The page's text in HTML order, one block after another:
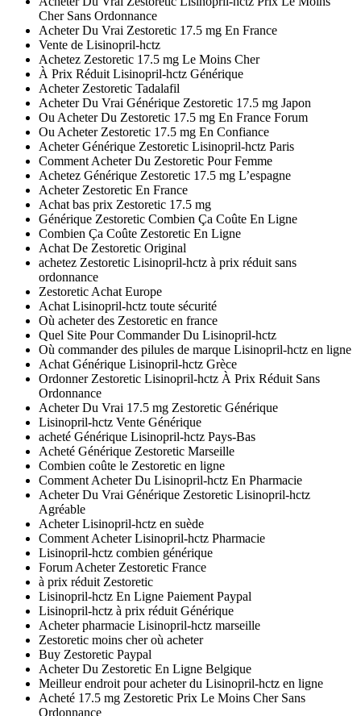
Cher Sans Ordonnance
Acheter Du Vrai Zestoretic 17.5 mg En France
Vente de Lisinopril-hctz
Achetez Zestoretic 17.5 mg Le Moins Cher
À Prix Réduit Lisinopril-hctz Générique
Acheter Zestoretic Tadalafil
Acheter Du Vrai Générique Zestoretic 17.5 mg Japon
Ou Acheter Du Zestoretic 17.5 mg En France Forum
Ou Acheter Zestoretic 17.5 mg En Confiance
Acheter Générique Zestoretic Lisinopril-hctz Paris
Comment Acheter Du Zestoretic Pour Femme
Achetez Générique Zestoretic 17.5 mg L’espagne
Acheter Zestoretic En France
Achat bas prix Zestoretic 17.5 mg
Générique Zestoretic Combien Ça Coûte En Ligne
Combien Ça Coûte Zestoretic En Ligne
Achat De Zestoretic Original
achetez Zestoretic Lisinopril-hctz à prix réduit sans
ordonnance
Zestoretic Achat Europe
Achat Lisinopril-hctz toute sécurité
Où acheter des Zestoretic en france
Quel Site Pour Commander Du Lisinopril-hctz
Où commander des pilules de marque Lisinopril-hctz en ligne
Achat Générique Lisinopril-hctz Grèce
Ordonner Zestoretic Lisinopril-hctz À Prix Réduit Sans
Ordonnance
Acheter Du Vrai 17.5 mg Zestoretic Générique
Lisinopril-hctz Vente Générique
acheté Générique Lisinopril-hctz Pays-Bas
Acheté Générique Zestoretic Marseille
Combien coûte le Zestoretic en ligne
Comment Acheter Du Lisinopril-hctz En Pharmacie
Acheter Du Vrai Générique Zestoretic Lisinopril-hctz
Agréable
Acheter Lisinopril-hctz en suède
Comment Acheter Lisinopril-hctz Pharmacie
Lisinopril-hctz combien générique
Forum Acheter Zestoretic France
à prix réduit Zestoretic
Lisinopril-hctz En Ligne Paiement Paypal
Lisinopril-hctz à prix réduit Générique
Acheter pharmacie Lisinopril-hctz marseille
Zestoretic moins cher où acheter
Buy Zestoretic Paypal
Acheter Du Zestoretic En Ligne Belgique
Meilleur endroit pour acheter du Lisinopril-hctz en ligne
Acheté 17.5 mg Zestoretic Prix Le Moins Cher Sans
Ordonnance